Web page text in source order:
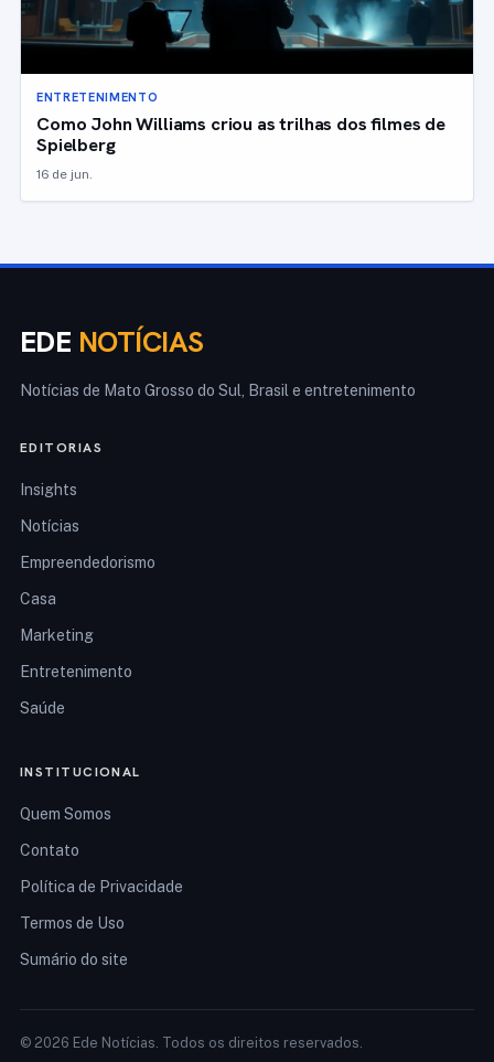
ENTRETENIMENTO
Como John Williams criou as trilhas dos filmes de
Spielberg
16 de jun.
EDE NOTÍCIAS
Notícias de Mato Grosso do Sul, Brasil e entretenimento
EDITORIAS
Insights
Notícias
Empreendedorismo
Casa
Marketing
Entretenimento
Saúde
INSTITUCIONAL
Quem Somos
Contato
Política de Privacidade
Termos de Uso
Sumário do site
© 2026 Ede Notícias. Todos os direitos reservados.